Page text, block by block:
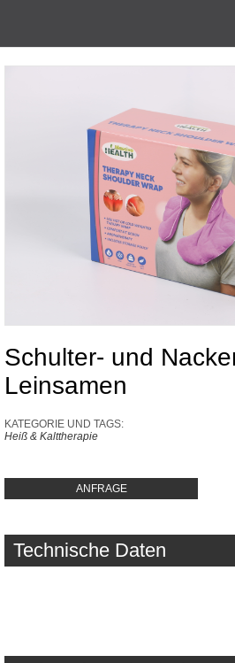
Schulter- und
Leinsamen
KATEGORIE UND TAGS:
Heiß & Kalttherapie
ANFRAGE
Technische Daten